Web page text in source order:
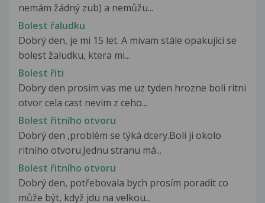
nemám žádný zub) a nemůžu...
Bolest řaludku
Dobrý den, je mi 15 let. A mivam stále opakující se
bolest žaludku, ktera mi...
Bolest řiti
Dobry den prosim vas me uz tyden hrozne boli ritni
otvor cela cast nevim z ceho...
Bolest řitního otvoru
Dobrý den ,problém se týká dcery.Boli ji okolo
ritniho otvoru.Jednu stranu má...
Bolest řitního otvoru
Dobrý den, potřebovala bych prosím poradit co
může být, když jdu na velkou...